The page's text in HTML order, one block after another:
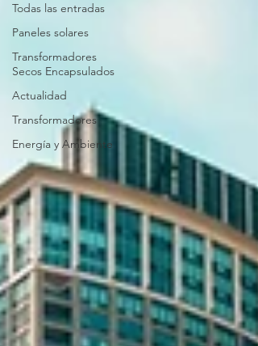
Todas las entradas
Paneles solares
Transformadores
Secos Encapsulados
Actualidad
Transformadores
Energía y Ambiente